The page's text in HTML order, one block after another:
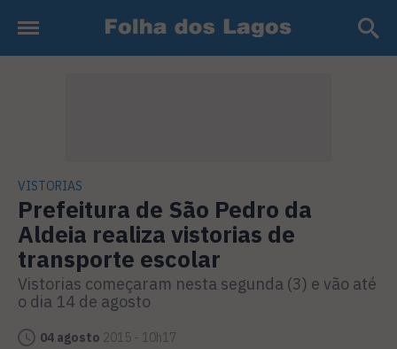
VISTORIAS
Prefeitura de São Pedro da
Aldeia realiza vistorias de
transporte escolar
Vistorias começaram nesta segunda (3) e vão até
o dia 14 de agosto
04 agosto 2015 - 10h17